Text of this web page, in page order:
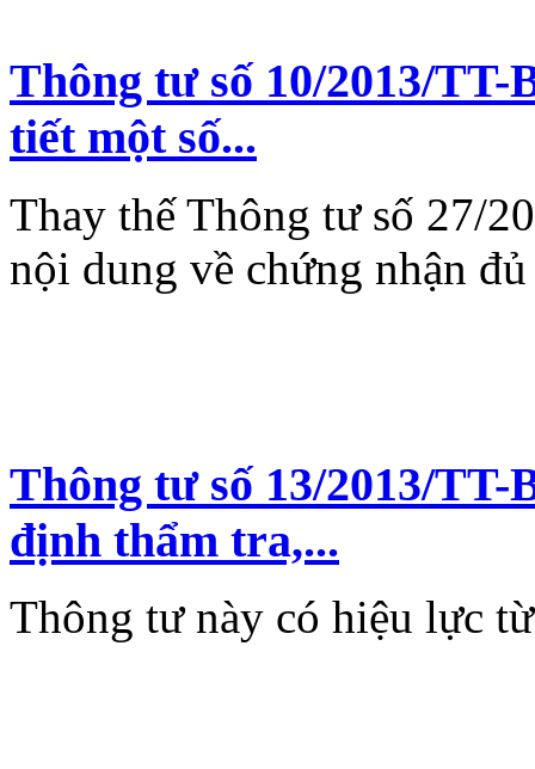
Thông tư số 10/2013/
tiết một số...
Thay thế Thông tư số 27/
nội dung về chứng nhận
Thông tư số 13/2013/
định thẩm tra,...
Thông tư này có hiệu lực